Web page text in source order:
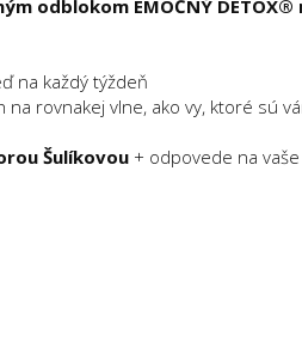
odblokom EMOČNÝ
na každý týždeň
na rovnakej vlne, ako vy, ktoré sú
Šulíkovou + odpovede na